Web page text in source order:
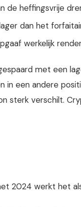
de heffingsvrije
dan het
werkelijk
met een
een andere
sterk verschilt.
2024 werkt het